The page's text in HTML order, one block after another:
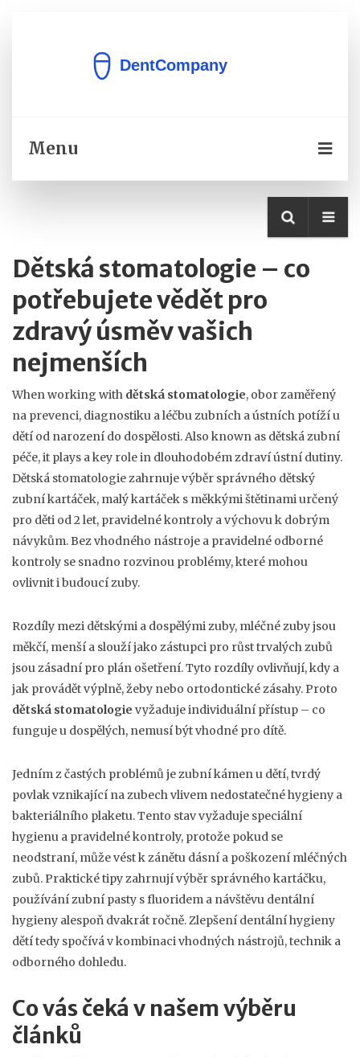
Menu
Dětská stomatologie – co
potřebujete vědět pro
zdravý úsměv vašich
nejmenších
When working with dětská stomatologie, obor zaměřený
na prevenci, diagnostiku a léčbu zubních a ústních potíží u
dětí od narození do dospělosti. Also known as dětská zubní
péče, it plays a key role in dlouhodobém zdraví ústní dutiny.
Dětská stomatologie zahrnuje výběr správného dětský
zubní kartáček, malý kartáček s měkkými štětinami určený
pro děti od 2 let, pravidelné kontroly a výchovu k dobrým
návykům. Bez vhodného nástroje a pravidelné odborné
kontroly se snadno rozvinou problémy, které mohou
ovlivnit i budoucí zuby.
Rozdíly mezi dětskými a dospělými zuby, mléčné zuby jsou
měkčí, menší a slouží jako zástupci pro růst trvalých zubů
jsou zásadní pro plán ošetření. Tyto rozdíly ovlivňují, kdy a
jak provádět výplně, žeby nebo ortodontické zásahy. Proto
dětská stomatologie vyžaduje individuální přístup – co
funguje u dospělých, nemusí být vhodné pro dítě.
Jedním z častých problémů jezubní kámen u dětí,tvrdý
povlak vznikající na zubech vlivem nedostatečné hygieny a
bakteriálního plaketu. Tento stav vyžaduje speciální
hygienu a pravidelné kontroly, protože pokud se
neodstraní, může vést k zánětu dásní a poškození mléčných
zubů. Praktické tipy zahrnují výběr správného kartáčku,
používání zubní pasty s fluoridem a návštěvu dentální
hygieny alespoň dvakrát ročně. Zlepšení dentální hygieny
dětí tedy spočívá v kombinaci vhodných nástrojů, technik a
odborného dohledu.
Co vás čeká v našem výběru
článků